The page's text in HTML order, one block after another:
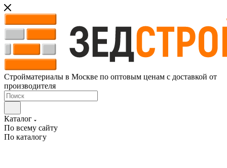
Стройматериалы в Москве по оптовым ценам с доставкой от
производителя
Каталог
По всему сайту
По каталогу